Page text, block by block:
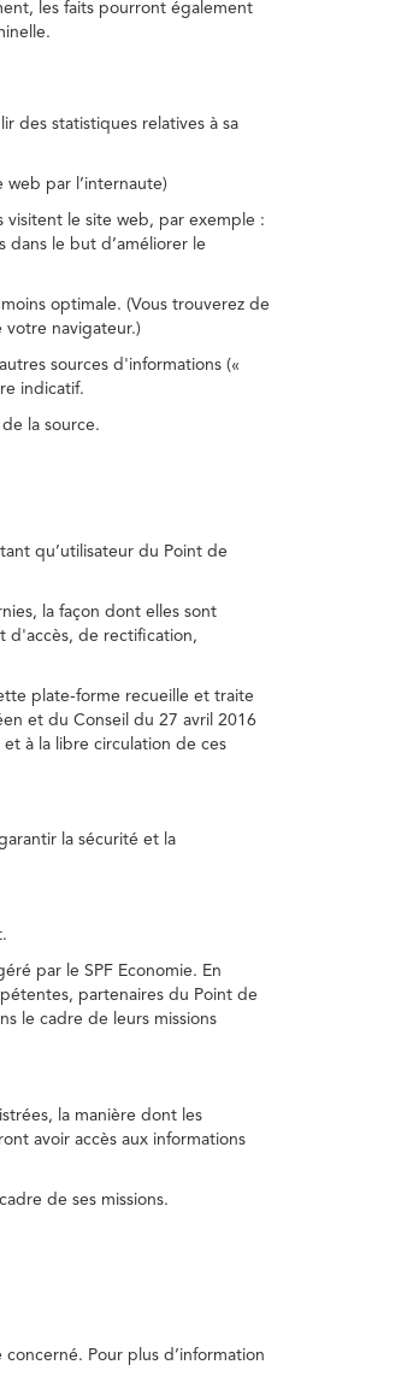
les faits pourront également
des statistiques relatives à sa
par l’internaute)
visitent le site web, par exemple :
dans le but d’améliorer le
optimale. (Vous trouverez de
votre navigateur.)
sources d'informations («
indicatif.
la source.
qu’utilisateur du Point de
la façon dont elles sont
d'accès, de rectification,
plate-forme recueille et traite
et du Conseil du 27 avril 2016
à la libre circulation de ces
la sécurité et la
par le SPF Economie. En
partenaires du Point de
le cadre de leurs missions
la manière dont les
avoir accès aux informations
de ses missions.
Pour plus d’information